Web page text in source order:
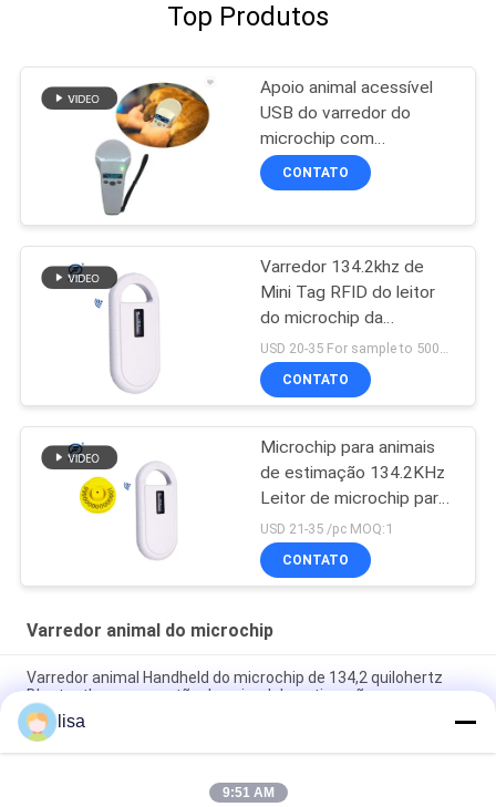
Top Produtos
Apoio animal acessível
USB do varredor do
microchip com
armazenamento de
dados 1000 dos
CONTATO
Varredor 134.2khz de
Mini Tag RFID do leitor
do microchip da
identificação de HanheldUSD 20-35 For sample to 500pcs MOQ:1PCS
CONTATO
Microchip para animais
de estimação 134.2KHz
Leitor de microchip para
animais PT160
Microchip para cães
USD 21-35 /pc MOQ:1
CONTATO
Varredor animal do microchip
Varredor animal Handheld do microchip de 134,2 quilohertz
Bluetooth para a gestão do animal de estimação
RFID Reader for Animal Id Chip Pt290 UHF PET Microchip
Scanner Animal Tag Reader
PT290 Long Range RFID Ear Tag Reader IP66 à prova d'água
lisa
9:51 AM